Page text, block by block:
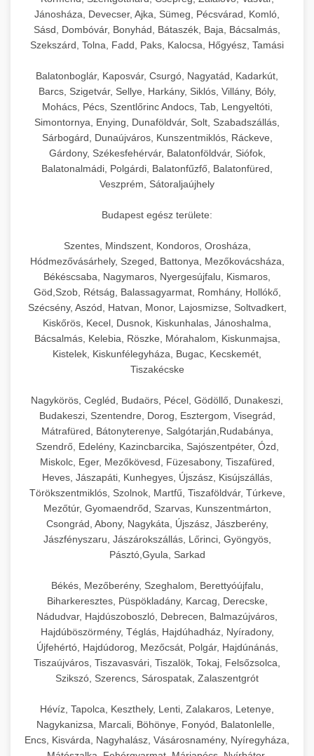
hőmérséklet-szabályozással.
chef-iparikonyhagepek.hu
Professzionális hűtőegységek és hűtőkamrák
kereskedelmi konyhák számára.
Energiahatékony hűtési megoldások nagy
chef-iparikonyhagepek.hu
kereskedelmi hűtőegység
💧 26. Ipari Mosogatógép +
forgalmú éttermi műveletekhez. Gyors tisztítási
ciklusok fertőtlenítési képességekkel.
chef-iparikonyhagepek.hu
kereskedelmi mosogatógép
🧀 27. Ipari Sajtreszelő Gép +
Ipari sajtreszelők és aprítógépek kereskedelmi
élelmiszer-előkészítéshez. Különböző reszelési
méretek különböző alkalmazásokhoz.
chef-iparikonyhagepek.hu
kereskedelmi sajtreszelő
🍳 28. Nagykonyhai
Berendezések
+
professzionális vendéglátóipari kellékek.
műveletekhez.
chef-iparikonyhagepek.hu
kereskedelmi konyhai megoldások
Jánosháza, Devecser, Ajka, Sümeg, Pécsvárad, Komló,
Sásd, Dombóvár, Bonyhád, Bátaszék, Baja, Bácsalmás,
Szekszárd, Tolna, Fadd, Paks, Kalocsa, Hőgyész, Tamási
Balatonboglár, Kaposvár, Csurgó, Nagyatád, Kadarkút,
Barcs, Szigetvár, Sellye, Harkány, Siklós, Villány, Bóly,
Mohács, Pécs, Szentlőrinc Andocs, Tab, Lengyeltóti,
Simontornya, Enying, Dunaföldvár, Solt, Szabadszállás,
Sárbogárd, Dunaújváros, Kunszentmiklós, Ráckeve,
Gárdony, Székesfehérvár, Balatonföldvár, Siófok,
Balatonalmádi, Polgárdi, Balatonfűzfő, Balatonfüred,
Veszprém, Sátoraljaújhely
Budapest egész területe:
Szentes, Mindszent, Kondoros, Orosháza,
Hódmezővásárhely, Szeged, Battonya, Mezőkovácsháza,
Békéscsaba, Nagymaros, Nyergesújfalu, Kismaros,
Göd,Szob, Rétság, Balassagyarmat, Romhány, Hollókő,
Szécsény, Aszód, Hatvan, Monor, Lajosmizse, Soltvadkert,
Kiskőrös, Kecel, Dusnok, Kiskunhalas, Jánoshalma,
Bácsalmás, Kelebia, Röszke, Mórahalom, Kiskunmajsa,
Kistelek, Kiskunfélegyháza, Bugac, Kecskemét,
Tiszakécske
Nagykörös, Cegléd, Budaörs, Pécel, Gödöllő, Dunakeszi,
Budakeszi, Szentendre, Dorog, Esztergom, Visegrád,
Mátrafüred, Bátonyterenye, Salgótarján,Rudabánya,
Szendrő, Edelény, Kazincbarcika, Sajószentpéter, Ózd,
Miskolc, Eger, Mezőkövesd, Füzesabony, Tiszafüred,
Heves, Jászapáti, Kunhegyes, Újszász, Kisújszállás,
Törökszentmiklós, Szolnok, Martfű, Tiszaföldvár, Túrkeve,
Mezőtúr, Gyomaendrőd, Szarvas, Kunszentmárton,
Csongrád, Abony, Nagykáta, Újszász, Jászberény,
Jászfényszaru, Jászárokszállás, Lőrinci, Gyöngyös,
Pásztó,Gyula, Sarkad
Békés, Mezőberény, Szeghalom, Berettyóújfalu,
Biharkeresztes, Püspökladány, Karcag, Derecske,
Nádudvar, Hajdúszoboszló, Debrecen, Balmazújváros,
Hajdúböszörmény, Téglás, Hajdúhadház, Nyíradony,
Újfehértó, Hajdúdorog, Mezőcsát, Polgár, Hajdúnánás,
Tiszaújváros, Tiszavasvári, Tiszalök, Tokaj, Felsőzsolca,
Szikszó, Szerencs, Sárospatak, Zalaszentgrót
Hévíz, Tapolca, Keszthely, Lenti, Zalakaros, Letenye,
Nagykanizsa, Marcali, Böhönye, Fonyód, Balatonlelle,
Encs, Kisvárda, Nagyhalász, Vásárosnamény, Nyíregyháza,